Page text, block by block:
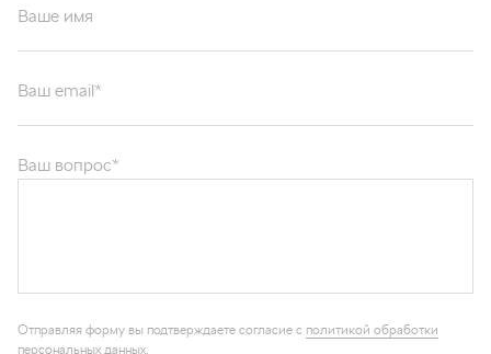
Ваше имя
персональных данных
Каталог запчастей